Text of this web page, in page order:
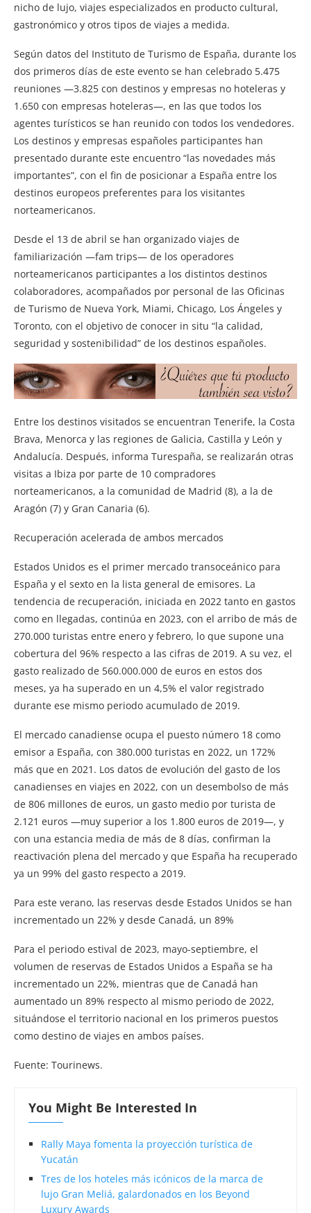
nicho de lujo, viajes especializados en producto cultural,
gastronómico y otros tipos de viajes a medida.
Según datos del Instituto de Turismo de España, durante los
dos primeros días de este evento se han celebrado 5.475
reuniones —3.825 con destinos y empresas no hoteleras y
1.650 con empresas hoteleras—, en las que todos los
agentes turísticos se han reunido con todos los vendedores.
Los destinos y empresas españoles participantes han
presentado durante este encuentro “las novedades más
importantes”, con el fin de posicionar a España entre los
destinos europeos preferentes para los visitantes
norteamericanos.
Desde el 13 de abril se han organizado viajes de
familiarización —fam trips— de los operadores
norteamericanos participantes a los distintos destinos
colaboradores, acompañados por personal de las Oficinas
de Turismo de Nueva York, Miami, Chicago, Los Ángeles y
Toronto, con el objetivo de conocer in situ “la calidad,
seguridad y sostenibilidad” de los destinos españoles.
Entre los destinos visitados se encuentran Tenerife, la Costa
Brava, Menorca y las regiones de Galicia, Castilla y León y
Andalucía. Después, informa Turespaña, se realizarán otras
visitas a Ibiza por parte de 10 compradores
norteamericanos, a la comunidad de Madrid (8), a la de
Aragón (7) y Gran Canaria (6).
Recuperación acelerada de ambos mercados
Estados Unidos es el primer mercado transoceánico para
España y el sexto en la lista general de emisores. La
tendencia de recuperación, iniciada en 2022 tanto en gastos
como en llegadas, continúa en 2023, con el arribo de más de
270.000 turistas entre enero y febrero, lo que supone una
cobertura del 96% respecto a las cifras de 2019. A su vez, el
gasto realizado de 560.000.000 de euros en estos dos
meses, ya ha superado en un 4,5% el valor registrado
durante ese mismo periodo acumulado de 2019.
El mercado canadiense ocupa el puesto número 18 como
emisor a España, con 380.000 turistas en 2022, un 172%
más que en 2021. Los datos de evolución del gasto de los
canadienses en viajes en 2022, con un desembolso de más
de 806 millones de euros, un gasto medio por turista de
2.121 euros —muy superior a los 1.800 euros de 2019—, y
con una estancia media de más de 8 días, confirman la
reactivación plena del mercado y que España ha recuperado
ya un 99% del gasto respecto a 2019.
Para este verano, las reservas desde Estados Unidos se han
incrementado un 22% y desde Canadá, un 89%
Para el periodo estival de 2023, mayo-septiembre, el
volumen de reservas de Estados Unidos a España se ha
incrementado un 22%, mientras que de Canadá han
aumentado un 89% respecto al mismo periodo de 2022,
situándose el territorio nacional en los primeros puestos
como destino de viajes en ambos países.
Fuente: Tourinews.
You Might Be Interested In
Rally Maya fomenta la proyección turística de
Yucatán
Tres de los hoteles más icónicos de la marca de
lujo Gran Meliá, galardonados en los Beyond
Luxury Awards